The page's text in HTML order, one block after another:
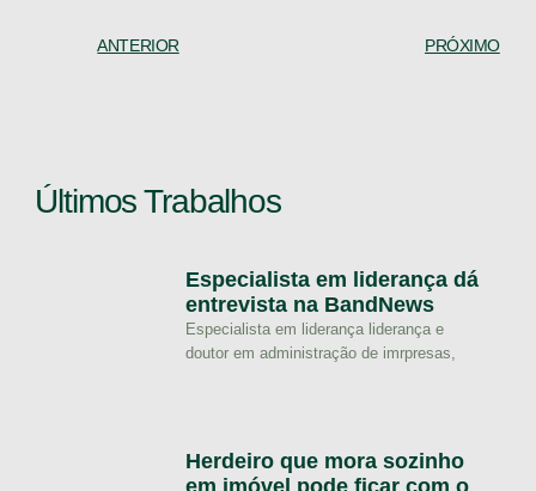
ANTERIOR PRÓXIMO
Últimos Trabalhos
Especialista em liderança dá
entrevista na BandNews
Especialista em liderança liderança e
doutor em administração de imrpresas,
Herdeiro que mora sozinho